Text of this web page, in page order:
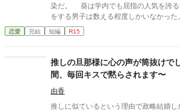
染だ。 葵は学内でも屈指の人気を誇る
をする男子は数える程度しかいなか
嶺の花すぎたからである。 その美貌と
しまう。葵に告白する数少ない勇者も、
備な姿をさらしていた。 幼馴染だから
大人へと成長しているのだ。彼女がいつ
いるのは俺ばかりだった。いつかはわか
ろう。 ……本当にわからせられるのは
この時点ではまだわかっちゃいなかった
恋愛 完結 短編 R15
推しの旦那様に心の声が筒抜けで
間、毎回キスで黙らされます〜
由香
推しに似ているという理由で政略結婚